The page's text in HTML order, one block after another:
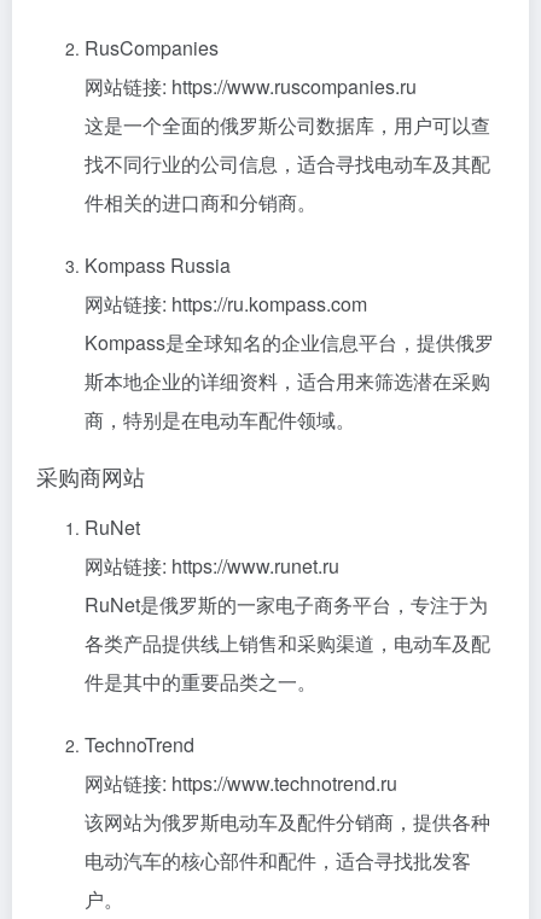
RusCompanies
网站链接: https://www.ruscompanies.ru
这是一个全面的俄罗斯公司数据库，用户可以查
找不同行业的公司信息，适合寻找电动车及其配
件相关的进口商和分销商。
Kompass Russia
网站链接: https://ru.kompass.com
Kompass是全球知名的企业信息平台，提供俄罗
斯本地企业的详细资料，适合用来筛选潜在采购
商，特别是在电动车配件领域。
采购商网站
RuNet
网站链接: https://www.runet.ru
RuNet是俄罗斯的一家电子商务平台，专注于为
各类产品提供线上销售和采购渠道，电动车及配
件是其中的重要品类之一。
TechnoTrend
网站链接: https://www.technotrend.ru
该网站为俄罗斯电动车及配件分销商，提供各种
电动汽车的核心部件和配件，适合寻找批发客
户。